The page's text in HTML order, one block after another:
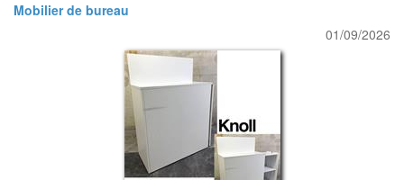
Mobilier de bureau
01/09/2026